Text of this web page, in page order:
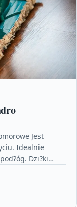
Jest
Idealnie
Dzi?ki